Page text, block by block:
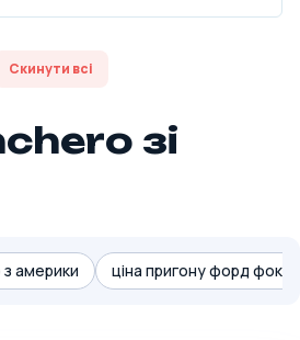
Скинути всі
зі
америки ціна пригону форд